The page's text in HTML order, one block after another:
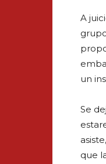
A
un
Se
que